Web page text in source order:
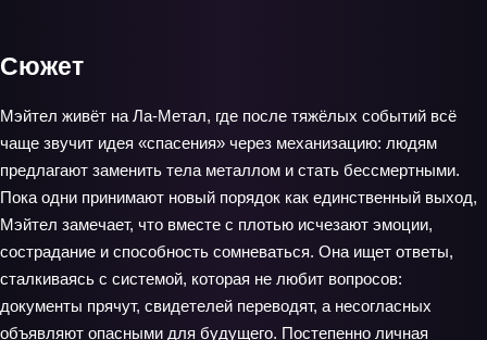
Сюжет
Мэйтел живёт на Ла‑Метал, где после тяжёлых событий всё
чаще звучит идея «спасения» через механизацию: людям
предлагают заменить тела металлом и стать бессмертными.
Пока одни принимают новый порядок как единственный выход,
Мэйтел замечает, что вместе с плотью исчезают эмоции,
сострадание и способность сомневаться. Она ищет ответы,
сталкиваясь с системой, которая не любит вопросов:
документы прячут, свидетелей переводят, а несогласных
объявляют опасными для будущего. Постепенно личная